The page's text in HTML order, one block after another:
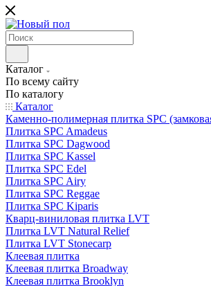
Каталог
По всему сайту
По каталогу
Каталог
Каменно-полимерная плитка SPC
Плитка SPC Amadeus
Плитка SPC Dagwood
Плитка SPC Kassel
Плитка SPC Edel
Плитка SPC Airy
Плитка SPC Reggae
Плитка SPC Kiparis
Кварц-виниловая плитка LVT
Плитка LVT Natural Relief
Плитка LVT Stonecarp
Клеевая плитка
Клеевая плитка Broadway
Клеевая плитка Brooklyn